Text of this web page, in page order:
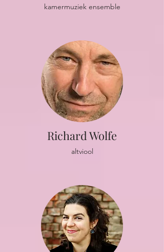
kamermuziek ensemble
Richard Wolfe
altviool